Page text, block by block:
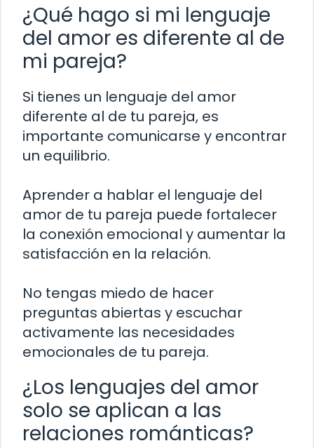
¿Qué hago si mi lenguaje
del amor es diferente al de
mi pareja?
Si tienes un lenguaje del amor
diferente al de tu pareja, es
importante comunicarse y encontrar
un equilibrio.
Aprender a hablar el lenguaje del
amor de tu pareja puede fortalecer
la conexión emocional y aumentar la
satisfacción en la relación.
No tengas miedo de hacer
preguntas abiertas y escuchar
activamente las necesidades
emocionales de tu pareja.
¿Los lenguajes del amor
solo se aplican a las
relaciones románticas?